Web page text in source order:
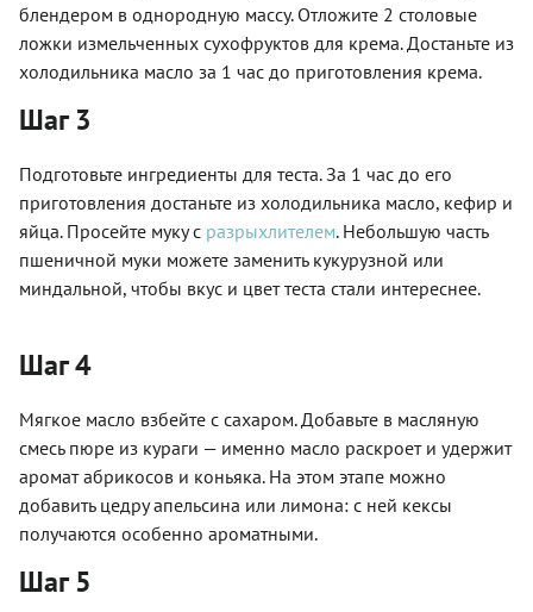
блендером в однородную массу. Отложите 2 столовые
ложки измельченных сухофруктов для крема. Достаньте из
холодильника масло за 1 час до приготовления крема.
Шаг 3
Подготовьте ингредиенты для теста. За 1 час до его
приготовления достаньте из холодильника масло, кефир и
яйца. Просейте муку с разрыхлителем. Небольшую часть
пшеничной муки можете заменить кукурузной или
миндальной, чтобы вкус и цвет теста стали интереснее.
Шаг 4
Мягкое масло взбейте с сахаром. Добавьте в масляную
смесь пюре из кураги — именно масло раскроет и удержит
аромат абрикосов и коньяка. На этом этапе можно
добавить цедру апельсина или лимона: с ней кексы
получаются особенно ароматными.
Шаг 5